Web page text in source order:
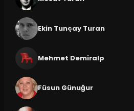
Ekin Tunçay Turan
Mehmet Demiralp
Füsun Günuğur